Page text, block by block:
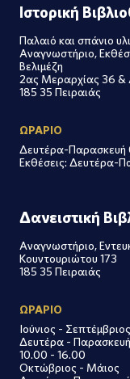
Ιστορική
Παλαιό και σπάνιο
Αναγνωστήριο,
Βελιμέζη
2ας Μεραρχίας 36
185 35 Πειραιάς
ΩΡΑΡΙΟ
Δευτέρα-Παρασκευή
Εκθέσεις: Δευτέρα-
Δανειστική
Αναγνωστήριο,
Κουντουριώτου 173
185 35 Πειραιάς
ΩΡΑΡΙΟ
Ιούνιος - Σεπτέμβριος
Δευτέρα - Παρασκευή
10.00 - 16.00
Οκτώβριος - Μάιος